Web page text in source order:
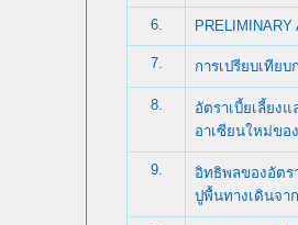
6.
7. การเปรียบเทีย
8.
อัตราเบี้ยเลี้ยง
อาเซียนใหม่ขอ
9.
อิทธิพลของอัตร
ปูพื้นทางเดินจา